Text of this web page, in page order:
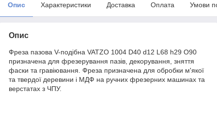
Опис Характеристики Доставка Оплата Умови
Опис
Фреза пазова V-подібна VATZO 1004 D40 d12 L68 h29 O90
призначена для фрезерування пазів, декорування, зняття
фаски та гравіювання. Фреза призначена для обробки м'якої
та твердої деревини і МДФ на ручних фрезерних машинах та
верстатах з ЧПУ.